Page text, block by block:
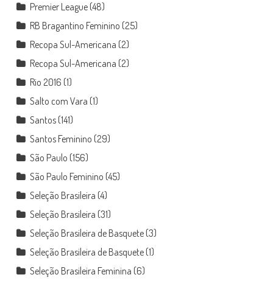
Premier League(48)
RB Bragantino Feminino (25)
Recopa Sul-Americana (2)
Recopa Sul-Americana (2)
Rio 2016 (1)
Salto com Vara (1)
Santos(141)
Santos Feminino (29)
São Paulo (156)
São Paulo Feminino (45)
Seleção Brasileira (4)
Seleção Brasileira (31)
Seleção Brasileira de Basquete(3)
Seleção Brasileira de Basquete(1)
Seleção Brasileira Feminina (6)